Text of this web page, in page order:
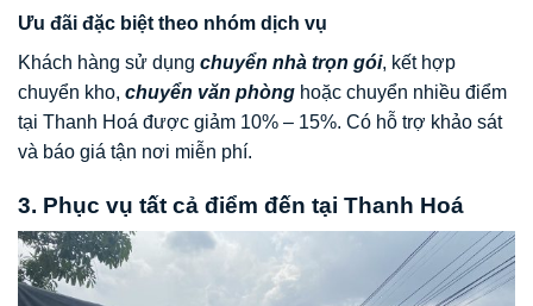
Ưu đãi đặc biệt theo nhóm dịch vụ
Khách hàng sử dụng chuyển nhà trọn gói, kết hợp
chuyển kho, chuyển văn phòng hoặc chuyển nhiều điểm
tại Thanh Hoá được giảm 10% – 15%. Có hỗ trợ khảo sát
và báo giá tận nơi miễn phí.
3. Phục vụ tất cả điểm đến tại Thanh Hoá